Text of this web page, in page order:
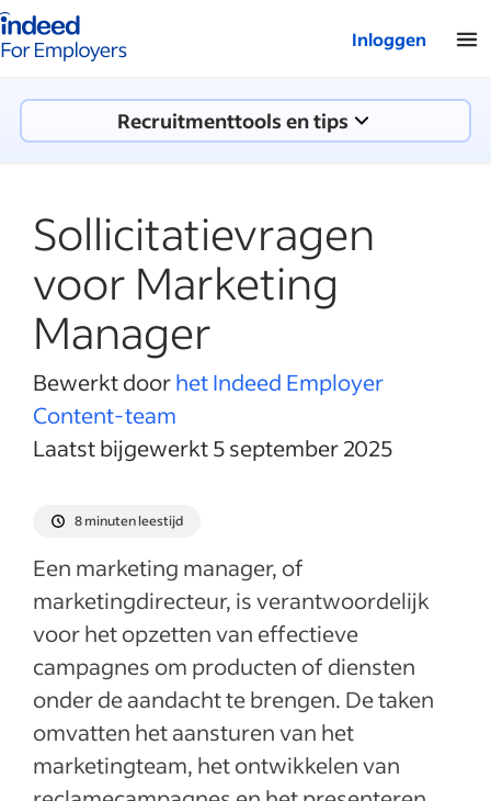
van Indeed - Voor werkgevers
Inloggen
Recruitmenttools en tips
Sollicitatievragen
voor Marketing
Manager
Bewerkt doorhet Indeed Employer
Content-team
Laatst bijgewerkt 5 september 2025
8 minuten leestijd
Een marketing manager, of
marketingdirecteur, is verantwoordelijk
voor het opzetten van effectieve
campagnes om producten of diensten
onder de aandacht te brengen. De taken
omvatten het aansturen van het
marketingteam, het ontwikkelen van